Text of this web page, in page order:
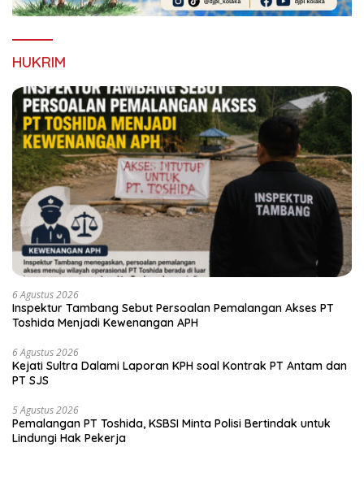
HUKRIM
6 Agustus 2026
Inspektur Tambang Sebut Persoalan Pemalangan Akses PT
Toshida Menjadi Kewenangan APH
6 Agustus 2026
Kejati Sultra Dalami Laporan KPH soal Kontrak PT Antam dan
PT SJS
5 Agustus 2026
Pemalangan PT Toshida, KSBSI Minta Polisi Bertindak untuk
Lindungi Hak Pekerja